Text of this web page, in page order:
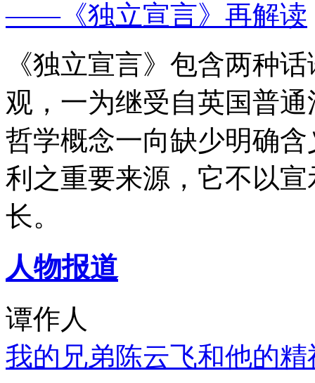
——《独立宣言》再解读
《独立宣言》包含两种
观，一为继受自英国普
哲学概念一向缺少明确
利之重要来源，它不以
长。
人物报道
谭作人
我的兄弟陈云飞和他的